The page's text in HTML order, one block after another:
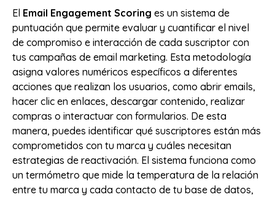
El Email Engagement Scoring es un sistema de
puntuación que permite evaluar y cuantificar el nivel
de compromiso e interacción de cada suscriptor con
tus campañas de email marketing. Esta metodología
asigna valores numéricos específicos a diferentes
acciones que realizan los usuarios, como abrir emails,
hacer clic en enlaces, descargar contenido, realizar
compras o interactuar con formularios. De esta
manera, puedes identificar qué suscriptores están más
comprometidos con tu marca y cuáles necesitan
estrategias de reactivación. El sistema funciona como
un termómetro que mide la temperatura de la relación
entre tu marca y cada contacto de tu base de datos,